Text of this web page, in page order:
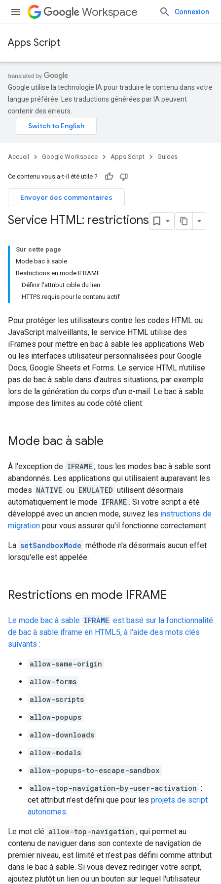
Workspace Connexion
Apps Script
Google utilise la technologie IA pour traduire le contenu dans votre
langue préférée. Les traductions générées par IA peuvent
contenir des erreurs.
Accueil Google Workspace Apps Script Guides
Ce contenu vous a-t-il été utile ?
Envoyer des commentaires
Service HTML: restrictions
Sur cette page
Mode bac à sable
Restrictions en mode IFRAME
Définir l'attribut cible du lien
HTTPS requis pour le contenu actif
Pour protéger les utilisateurs contre les codes HTML ou
JavaScript malveillants, le service HTML utilise des
iFrames pour mettre en bac à sable les applications Web
ou les interfaces utilisateur personnalisées pour Google
Docs, Google Sheets et Forms. Le service HTML n'utilise
pas de bac à sable dans d'autres situations, par exemple
lors de la génération du corps d'un e-mail. Le bac à sable
impose des limites au code côté client.
Mode bac à sable
À l'exception de IFRAME , tous les modes bac à sable sont
abandonnés. Les applications qui utilisaient auparavant les
modes NATIVE ou EMULATED utilisent désormais
automatiquement le mode IFRAME . Si votre script a été
développé avec un ancien mode, suivez les instructions de
migration pour vous assurer qu'il fonctionne correctement.
La setSandboxMode méthode n'a désormais aucun effet
lorsqu'elle est appelée.
Restrictions en mode IFRAME
Le mode bac à sable IFRAME est basé sur la fonctionnalité
de bac à sable iframe en HTML5, à l'aide des mots clés
suivants :
allow-same-origin
allow-forms
allow-scripts
allow-popups
allow-downloads
allow-modals
allow-popups-to-escape-sandbox
allow-top-navigation-by-user-activation :
cet attribut n'est défini que pour les projets de script
autonomes.
Le mot clé allow-top-navigation , qui permet au
contenu de naviguer dans son contexte de navigation de
premier niveau, est limité et n'est pas défini comme attribut
dans le bac à sable. Si vous devez rediriger votre script,
ajoutez plutôt un lien ou un bouton sur lequel l'utilisateur